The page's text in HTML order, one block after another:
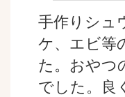
手作りシュ
ケ、エビ等
た。おやつ
でした。良